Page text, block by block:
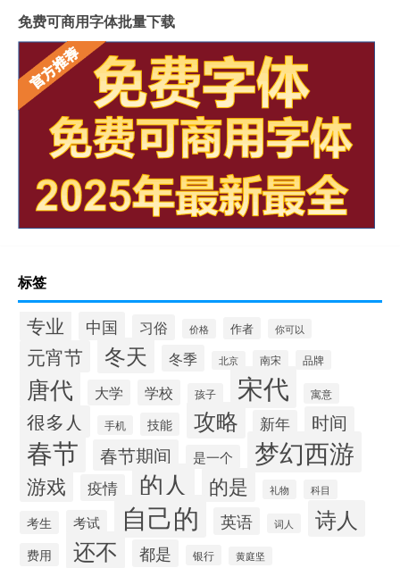
免费可商用字体批量下载
标签
专业 中国 习俗 价格 作者 你可以
元宵节 冬天 冬季 北京 南宋 品牌
唐代 大学 学校 孩子 宋代 寓意
很多人 手机 技能 攻略 新年 时间
春节 春节期间 是一个 梦幻西游
游戏 疫情 的人 的是 礼物 科目
考生 考试 自己的 英语 词人 诗人
费用 还不 都是 银行 黄庭坚